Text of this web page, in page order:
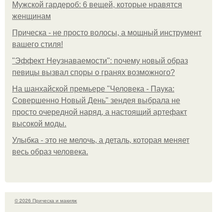
Мужской гардероб: 6 вещей, которые нравятся
женщинам
Прическа - не просто волосы, а мощный инструмент
вашего стиля!
"Эффект Неузнаваемости": почему новый образ
певицы вызвал споры о гранях возможного?
На шанхайской премьере "Человека - Паука:
Совершенно Новый День" зендея выбрала не
просто очередной наряд, а настоящий артефакт
высокой моды.
Улыбка - это не мелочь, а деталь, которая меняет
весь образ человека.
© 2026 Прическа и макияж